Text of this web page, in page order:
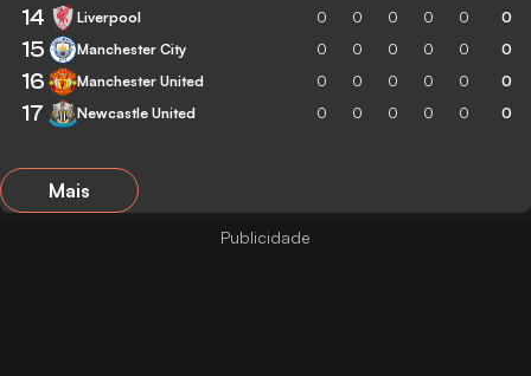
14 Liverpool 0 0 0 0 0 0
15 Manchester City 0 0 0 0 0 0
16 Manchester United 0 0 0 0 0 0
17 Newcastle United 0 0 0 0 0 0
Mais